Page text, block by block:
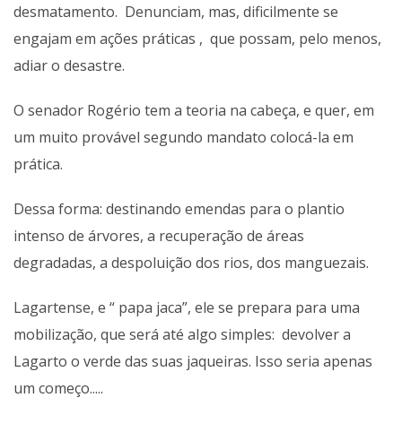
desmatamento. Denunciam, mas, dificilmente se
engajam em ações práticas , que possam, pelo menos,
adiar o desastre.
O senador Rogério tem a teoria na cabeça, e quer, em
um muito provável segundo mandato colocá-la em
prática.
Dessa forma: destinando emendas para o plantio
intenso de árvores, a recuperação de áreas
degradadas, a despoluição dos rios, dos manguezais.
Lagartense, e “ papa jaca”, ele se prepara para uma
mobilização, que será até algo simples: devolver a
Lagarto o verde das suas jaqueiras. Isso seria apenas
um começo.....